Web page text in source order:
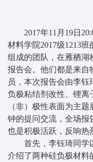
2017年11月19日
材料学院2017级1213
组成的团队，在雁栖湖
报告会。他们都是来自
员，本次报告会由李
负极粘结剂改性、锂离
（非）极性表面为主
钟的提问交流，全场报
也是积极活跃，反响热
首先，李钰琦同学以
介绍了两种硅负极材料